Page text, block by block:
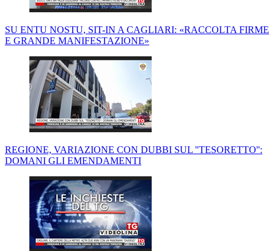
SU ENTU NOSTU, SIT-IN A CAGLIARI: «RACCOLTA FIRME
E GRANDE MANIFESTAZIONE»
REGIONE, VARIAZIONE CON DUBBI SUL ''TESORETTO'':
DOMANI GLI EMENDAMENTI